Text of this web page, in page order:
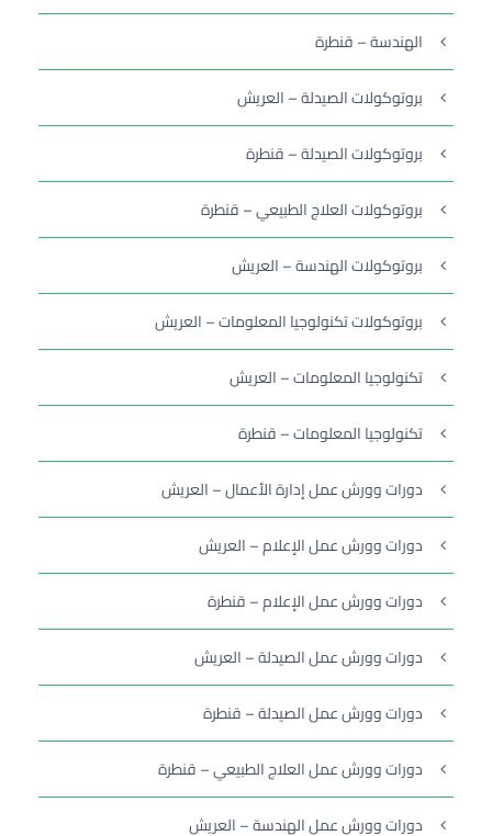
الهندسة – قنطرة
بروتوكولات الصيدلة – العريش
بروتوكولات الصيدلة – قنطرة
بروتوكولات العلاج الطبيعي – قنطرة
بروتوكولات الهندسة – العريش
بروتوكولات تكنولوجيا المعلومات – العريش
تكنولوجيا المعلومات – العريش
تكنولوجيا المعلومات – قنطرة
دورات وورش عمل إدارة الأعمال – العريش
دورات وورش عمل الإعلام – العريش
دورات وورش عمل الإعلام – قنطرة
دورات وورش عمل الصيدلة – العريش
دورات وورش عمل الصيدلة – قنطرة
دورات وورش عمل العلاج الطبيعي – قنطرة
دورات وورش عمل الهندسة – العريش